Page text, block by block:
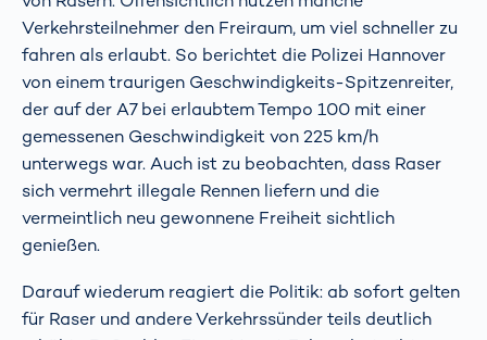
Verkehrsteilnehmer den Freiraum, um viel schneller zu
fahren als erlaubt. So berichtet die Polizei Hannover
von einem traurigen Geschwindigkeits-Spitzenreiter,
der auf der A7 bei erlaubtem Tempo 100 mit einer
gemessenen Geschwindigkeit von 225 km/h
unterwegs war. Auch ist zu beobachten, dass Raser
sich vermehrt illegale Rennen liefern und die
vermeintlich neu gewonnene Freiheit sichtlich
genießen.
Darauf wiederum reagiert die Politik: ab sofort gelten
für Raser und andere Verkehrssünder teils deutlich